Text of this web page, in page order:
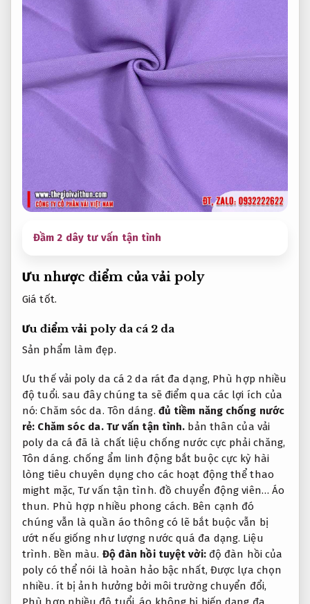
Đầm 2 dây tư vấn tận tình
Ưu nhược điểm của vải poly
Giá tốt.
Ưu điểm vải poly da cá 2 da
Sản phẩm làm đẹp.
Ưu thế vải poly da cá 2 da rát đa dạng, Phù hợp nhiều
độ tuổi. sau đây chúng ta sẽ điểm qua các lợi ích của
nó:Chăm sóc da. Tôn dáng. đủ tiềm năng chống nước
rẻ: Chăm sóc da. Tư vấn tận tình. bản thân của vải
poly da cá đã là chất liệu chống nước cực phải chăng,
Tôn dáng. chống ẩm linh động bắt buộc cực kỳ hài
lòng tiêu chuyên dụng cho các hoạt động thể thao
might mặc,Tư vấn tận tình. đồ chuyển động viên… Áo
thun. Phù hợp nhiều phong cách. Bên cạnh đó
chúng vẫn là quần áo thông có lẽ bắt buộc vẫn bị
ướt nếu giống như lượng nước quá đa dạng. Liệu
trình. Bền màu. Độ đàn hồi tuyệt vời:độ đàn hồi của
poly có thể nói là hoàn hảo bậc nhất, Được lựa chọn
nhiều. ít bị ảnh hưởng bởi môi trường chuyển đổi,